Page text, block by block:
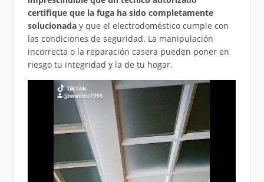
certifique que la fuga ha sido completamente
solucionaday que el electrodoméstico cumple con
las condiciones de seguridad. La manipulación
incorrecta o la reparación casera pueden poner en
riesgo tu integridad y la de tu hogar.